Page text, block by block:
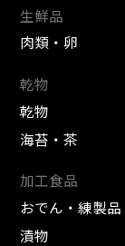
生鮮品
肉類・卵
乾物
乾物
海苔・茶
加工食品
おでん・練製品
漬物